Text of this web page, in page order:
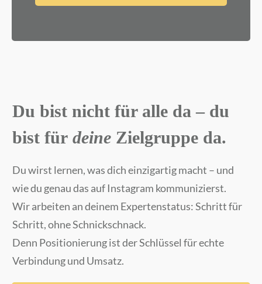
Du bist nicht für alle da – du
bist für deine Zielgruppe da.
Du wirst lernen, was dich einzigartig macht – und
wie du genau das auf Instagram kommunizierst.
Wir arbeiten an deinem Expertenstatus: Schritt für
Schritt, ohne Schnickschnack.
Denn Positionierung ist der Schlüssel für echte
Verbindung und Umsatz.